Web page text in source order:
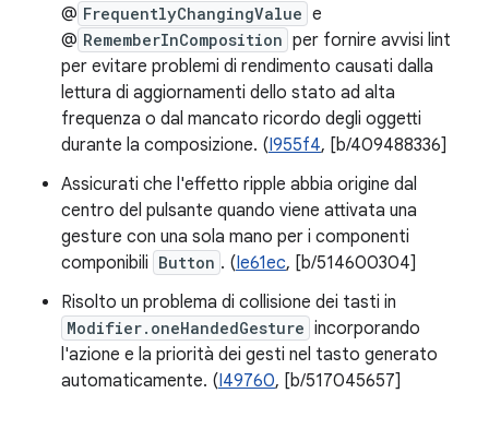
@ FrequentlyChangingValue e
@ RememberInComposition per fornire avvisi lint
per evitare problemi di rendimento causati dalla
lettura di aggiornamenti dello stato ad alta
frequenza o dal mancato ricordo degli oggetti
durante la composizione. (I955f4, [b/409488336]
Assicurati che l'effetto ripple abbia origine dal
centro del pulsante quando viene attivata una
gesture con una sola mano per i componenti
componibili Button . (Ie61ec, [b/514600304]
Risolto un problema di collisione dei tasti in
Modifier.oneHandedGesture incorporando
l'azione e la priorità dei gesti nel tasto generato
automaticamente. (I49760, [b/517045657]